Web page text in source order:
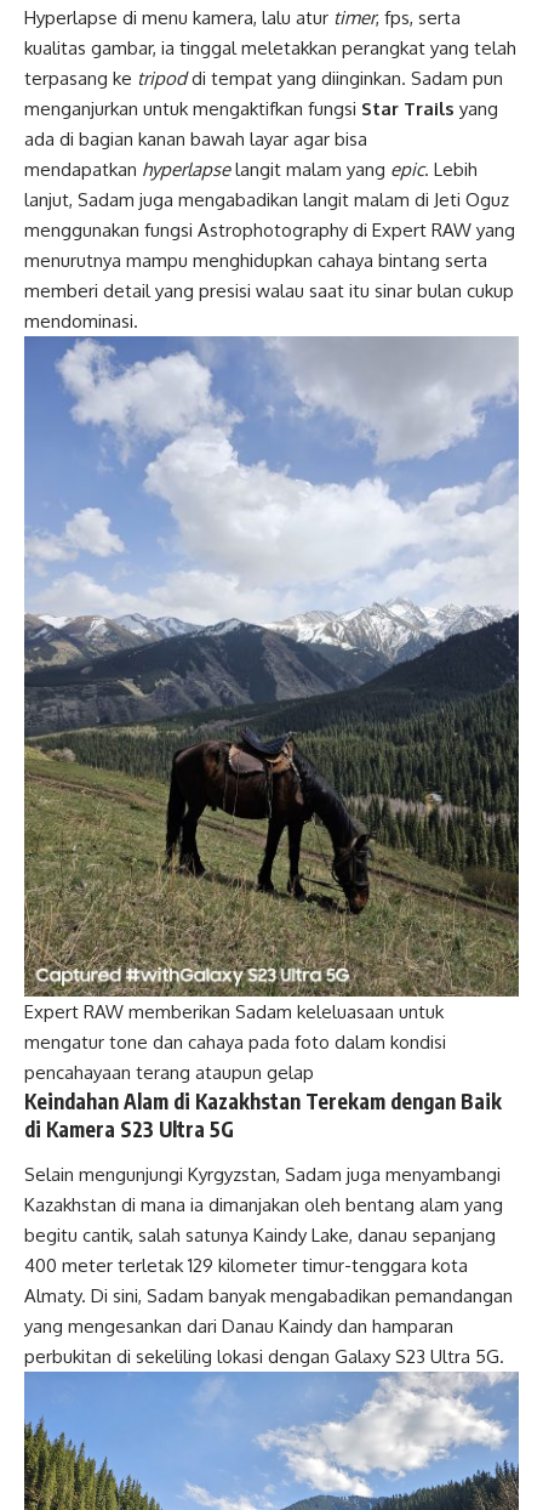
Hyperlapse di menu kamera, lalu atur timer, fps, serta
kualitas gambar, ia tinggal meletakkan perangkat yang telah
terpasang ke tripoddi tempat yang diinginkan. Sadam pun
menganjurkan untuk mengaktifkan fungsi Star Trails yang
ada di bagian kanan bawah layar agar bisa
mendapatkan hyperlapselangit malam yang epic. Lebih
lanjut, Sadam juga mengabadikan langit malam di Jeti Oguz
menggunakan fungsi Astrophotography di Expert RAW yang
menurutnya mampu menghidupkan cahaya bintang serta
memberi detail yang presisi walau saat itu sinar bulan cukup
mendominasi.
Expert RAW memberikan Sadam keleluasaan untuk
mengatur tone dan cahaya pada foto dalam kondisi
pencahayaan terang ataupun gelap
Keindahan Alam di Kazakhstan Terekam dengan Baik
di Kamera S23 Ultra 5G
Selain mengunjungi Kyrgyzstan, Sadam juga menyambangi
Kazakhstan di mana ia dimanjakan oleh bentang alam yang
begitu cantik, salah satunya Kaindy Lake, danau sepanjang
400 meter terletak 129 kilometer timur-tenggara kota
Almaty. Di sini, Sadam banyak mengabadikan pemandangan
yang mengesankan dari Danau Kaindy dan hamparan
perbukitan di sekeliling lokasi dengan Galaxy S23 Ultra 5G.